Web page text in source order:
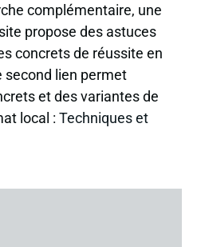
complémentaire, une
propose des astuces
concrets de réussite en
second lien permet
et des variantes de
local : Techniques et